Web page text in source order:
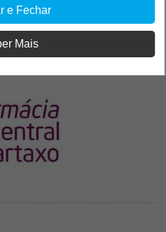
e Fechar
Mais